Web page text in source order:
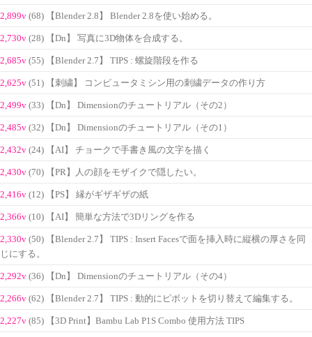
2,899v (68) 【Blender 2.8】 Blender 2.8を使い始める。
2,730v (28) 【Dn】 写真に3D物体を合成する。
2,685v (55) 【Blender 2.7】 TIPS : 螺旋階段を作る
2,625v (51) 【刺繍】 コンピュータミシン用の刺繍データの作り方
2,499v (33) 【Dn】 Dimensionのチュートリアル（その2）
2,485v (32) 【Dn】 Dimensionのチュートリアル（その1）
2,432v (24) 【AI】 チョークで手書き風の文字を描く
2,430v (70) 【PR】人の顔をモザイクで隠したい。
2,416v (12) 【PS】 縁がギザギザの紙
2,366v (10) 【AI】 簡単な方法で3Dリングを作る
2,330v (50) 【Blender 2.7】 TIPS : Insert Facesで面を挿入時に縦横の厚さを同
じにする。
2,292v (36) 【Dn】 Dimensionのチュートリアル（その4）
2,266v (62) 【Blender 2.7】 TIPS : 動的にピボットを切り替えて編集する。
2,227v (85) 【3D Print】Bambu Lab P1S Combo 使用方法 TIPS